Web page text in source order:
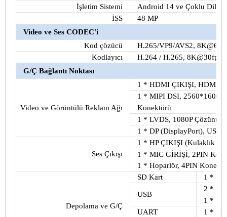
İşletim Sistemi
Android 14 ve Çoklu Dil
İSS
48 MP
Video ve Ses CODEC'i
Kod çözücü
H.265/VP9/AVS2, 8K@60
Kodlayıcı
H.264 / H.265,
G/Ç Bağlantı Noktası
Video ve Görüntülü Reklam Ağı
1 * HDMI ÇIKIŞI, HDMI
1 * MIPI DSI,
Konektörü
1 * LVDS, 1080P
1 * DP (DisplayPort),
Ses Çıkışı
1 * HP ÇIKIŞI (Kulaklık
1 * MIC GİRİŞİ, 2PIN
1 * Hoparlör, 4PIN
Depolama ve G/Ç
SD Kart 1 *
USB
2 *
1 *
UART
1 *